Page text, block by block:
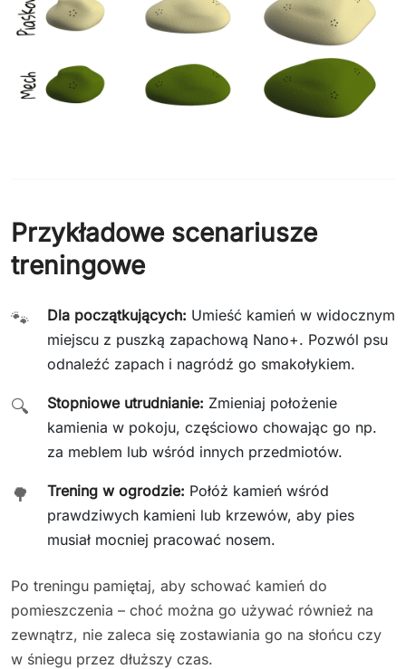
Przykładowe scenariusze
treningowe
🐾 Dla początkujących: Umieść kamień w widocznym
miejscu z puszką zapachową Nano+. Pozwól psu
odnaleźć zapach i nagródź go smakołykiem.
🔍 Stopniowe utrudnianie: Zmieniaj położenie
kamienia w pokoju, częściowo chowając go np.
za meblem lub wśród innych przedmiotów.
🌳 Trening w ogrodzie: Połóż kamień wśród
prawdziwych kamieni lub krzewów, aby pies
musiał mocniej pracować nosem.
Po treningu pamiętaj, aby schować kamień do
pomieszczenia – choć można go używać również na
zewnątrz, nie zaleca się zostawiania go na słońcu czy
w śniegu przez dłuższy czas.